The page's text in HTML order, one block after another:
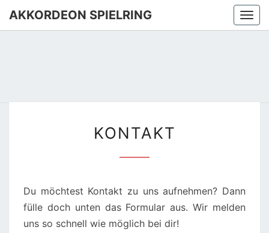
AKKORDEON SPIELRING
KONTAKT
Du möchtest Kontakt zu uns aufnehmen? Dann
fülle doch unten das Formular aus. Wir melden
uns so schnell wie möglich bei dir!